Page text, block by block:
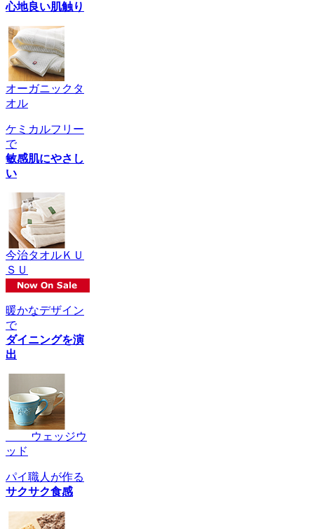
心地良い肌触り
オーガニックタ
オル
ケミカルフリー
で
敏感肌にやさし
い
今治タオルＫＵ
ＳＵ
暖かなデザイン
で
ダイニングを演
出
ウェッジウ
ッド
パイ職人が作る
サクサク食感